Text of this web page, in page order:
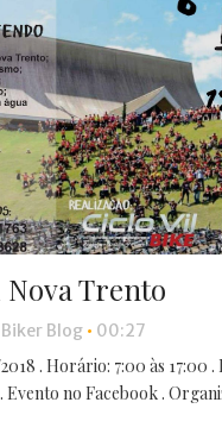
Nova Trento
Blog • 00:27
. Horário: 7:00 às 17:00 .
Evento no Facebook .